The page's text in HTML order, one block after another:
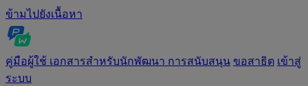
ข้ามไปยังเนื้อหา
คู่มือผู้ใช้ เอกสารสำหรับนักพัฒนา การสนับสนุน ขอสาธิต เข้าสู่
ระบบ